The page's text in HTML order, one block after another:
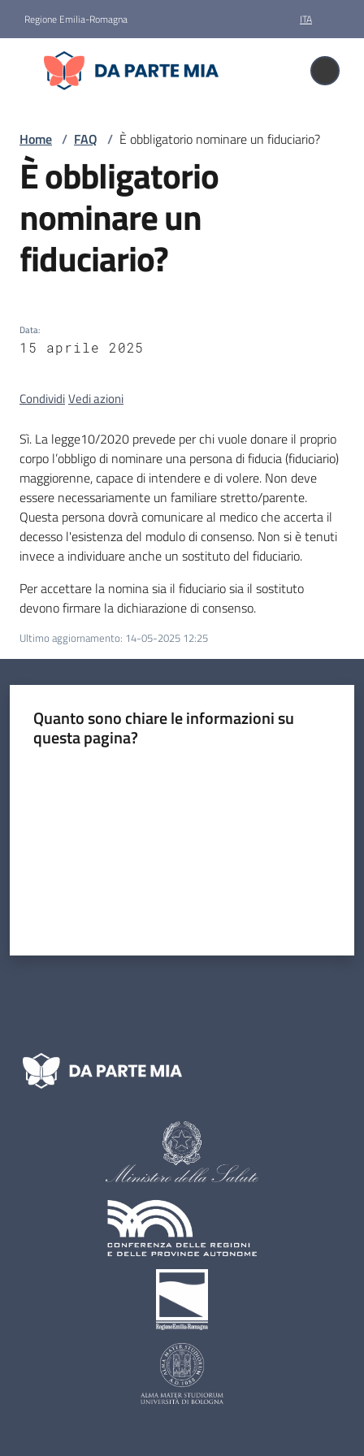
Regione Emilia-Romagna ITA
Da parte mia
Da parte mia
il
corpo
Storie
News
Faq
Menu selezionato
I
kit
informativi
Home / FAQ / È obbligatorio nominare un fiduciario?
Salta al contenuto
È obbligatorio
nominare un
fiduciario?
Data:
15 aprile 2025
CondividiVedi azioni
Sì. La legge10/2020 prevede per chi vuole donare il proprio
corpo l’obbligo di nominare una persona di fiducia (fiduciario)
maggiorenne, capace di intendere e di volere. Non deve
essere necessariamente un familiare stretto/parente.
Questa persona dovrà comunicare al medico che accerta il
decesso l'esistenza del modulo di consenso. Non si è tenuti
invece a individuare anche un sostituto del fiduciario.
Per accettare la nomina sia il fiduciario sia il sostituto
devono firmare la dichiarazione di consenso.
Ultimo aggiornamento: 14-05-2025 12:25
Quanto sono chiare le informazioni su
questa pagina?